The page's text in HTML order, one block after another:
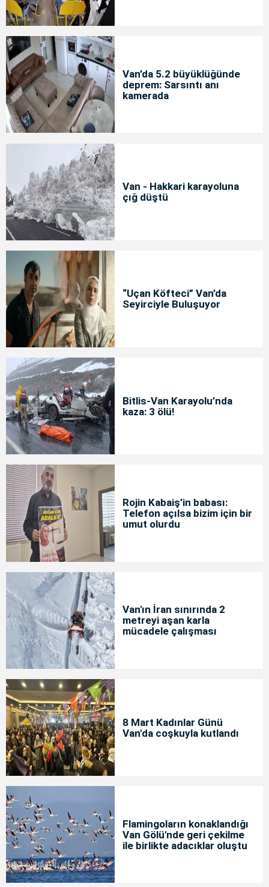
Van’da 5.2 büyüklüğünde
deprem: Sarsıntı anı
kamerada
Van - Hakkari karayoluna
çığ düştü
“Uçan Köfteci” Van’da
Seyirciyle Buluşuyor
Bitlis-Van Karayolu’nda
kaza: 3 ölü!
Rojin Kabaiş’in babası:
Telefon açılsa bizim için bir
umut olurdu
Van'ın İran sınırında 2
metreyi aşan karla
mücadele çalışması
8 Mart Kadınlar Günü
Van'da coşkuyla kutlandı
Flamingoların konaklandığı
Van Gölü'nde geri çekilme
ile birlikte adacıklar oluştu